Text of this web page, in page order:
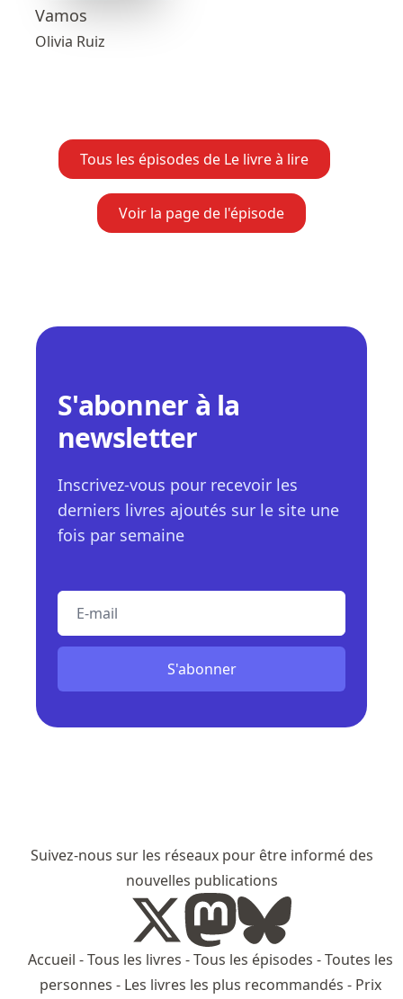
Vamos
Olivia Ruiz
Tous les épisodes de Le livre à lire
Voir la page de l'épisode
S'abonner à la
newsletter
Inscrivez-vous pour recevoir les
derniers livres ajoutés sur le site une
fois par semaine
S'abonner
Suivez-nous sur les réseaux pour être informé des
nouvelles publications
Accueil -Tous les livres -Tous les épisodes -Toutes les
personnes - Les livres les plus recommandés - Prix